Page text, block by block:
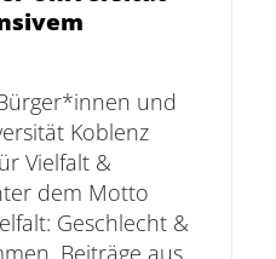
und
Koblenz
Vielfalt &
dem Motto
Geschlecht &
Beiträge aus